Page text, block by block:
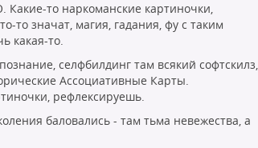
Какие-то наркоманские картиночки,
то значат, магия, гадания, фу с таким
какая-то.
селфбилдинг там всякий софтскилз,
Ассоциативные Карты.
рефлексируешь.
баловались - там тьма невежества, а